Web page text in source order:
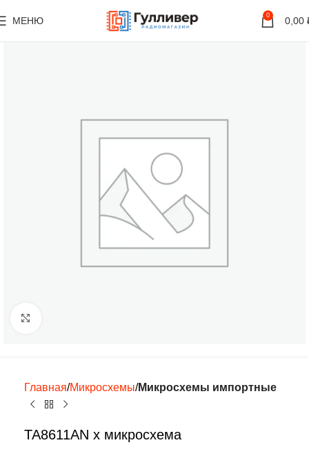
МЕНЮ 0 0,00
Главная Микросхемы Микросхемы импортные
TA8611AN х микросхема